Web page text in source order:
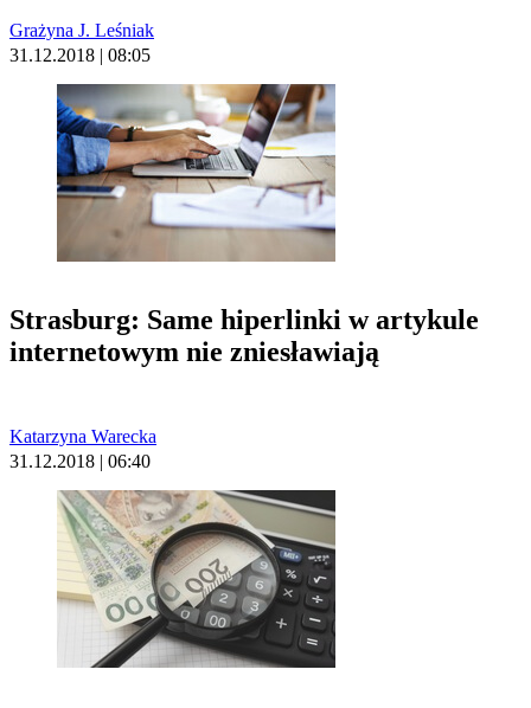
Grażyna J. Leśniak
31.12.2018 | 08:05
Strasburg: Same hiperlinki w artykule
internetowym nie zniesławiają
Katarzyna Warecka
31.12.2018 | 06:40